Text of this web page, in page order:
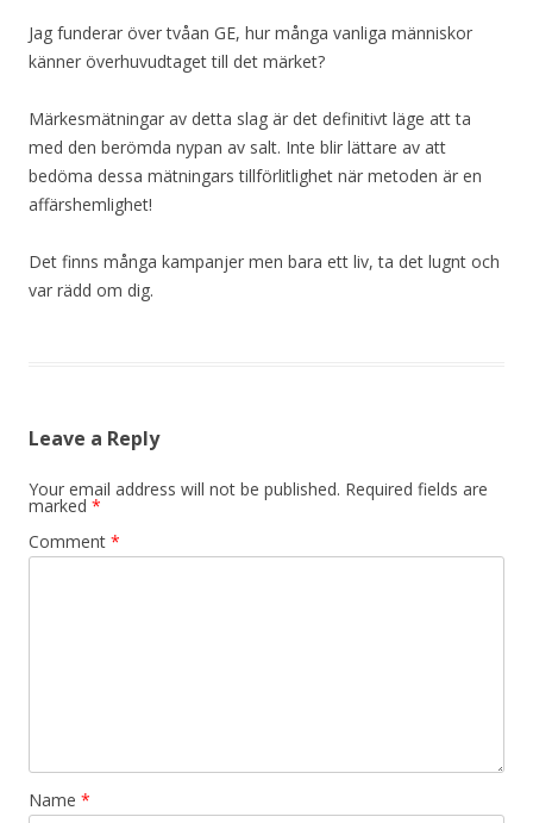
Jag funderar över tvåan GE, hur många vanliga människor
känner överhuvudtaget till det märket?
Märkesmätningar av detta slag är det definitivt läge att ta
med den berömda nypan av salt. Inte blir lättare av att
bedöma dessa mätningars tillförlitlighet när metoden är en
affärshemlighet!
Det finns många kampanjer men bara ett liv, ta det lugnt och
var rädd om dig.
Leave a Reply
Your email address will not be published. Required fields are
marked *
Comment *
Name *